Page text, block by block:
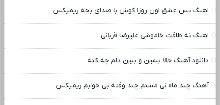
اهنگ پس عشق اون روزا کوش با صدای بچه ریمیکس
اهنگ نه طاقت خاموشی علیرضا قربانی
دانلود آهنگ حالا بشین و ببین دلم چه کنه
آهنگ چند ماه نی مستم چند وقته بی خوابم ریمیکس